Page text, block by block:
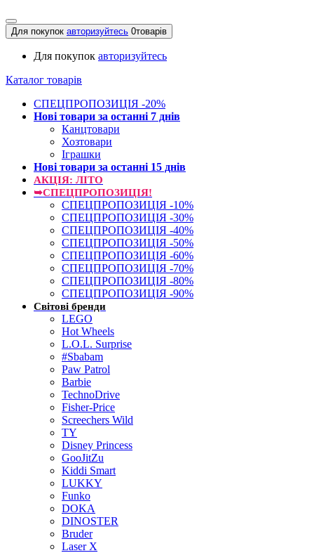
Для покупок авторизуйтесь 0товарів
Для покупок авторизуйтесь
Каталог товарів
СПЕЦПРОПОЗИЦІЯ -20%
Нові товари за останнi 7 днiв
Канцтовари
Хозтовари
Іграшки
Нові товари за останнi 15 днiв
АКЦІЯ: ЛІТО
➥СПЕЦПРОПОЗИЦІЯ!
СПЕЦПРОПОЗИЦІЯ -10%
СПЕЦПРОПОЗИЦІЯ -30%
СПЕЦПРОПОЗИЦІЯ -40%
СПЕЦПРОПОЗИЦІЯ -50%
СПЕЦПРОПОЗИЦІЯ -60%
СПЕЦПРОПОЗИЦІЯ -70%
СПЕЦПРОПОЗИЦІЯ -80%
СПЕЦПРОПОЗИЦІЯ -90%
Світові бренди
LEGO
Hot Wheels
L.O.L. Surprise
#Sbabam
Paw Patrol
Barbie
TechnoDrive
Fisher-Price
Screechers Wild
TY
Disney Princess
GooJitZu
Kiddi Smart
LUKKY
Funko
DOKA
DINOSTER
Bruder
Laser X